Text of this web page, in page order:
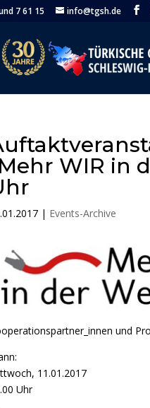
7 61 15 info@tgsh.de
WIR in
| Events-Archive
und
11.01.2017
Uhr